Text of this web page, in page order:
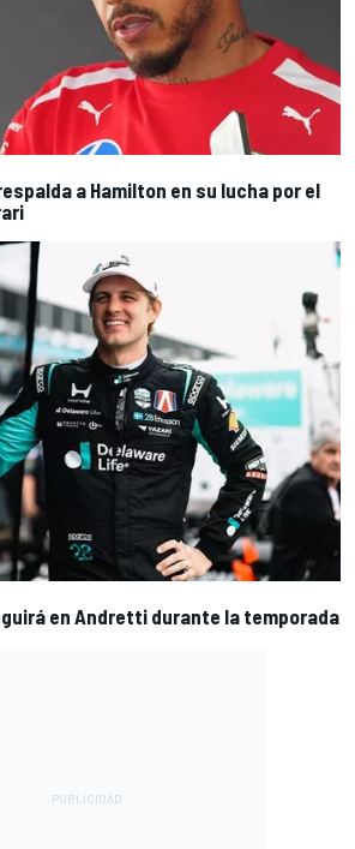
a Hamilton en su lucha por el
en Andretti durante la temporada